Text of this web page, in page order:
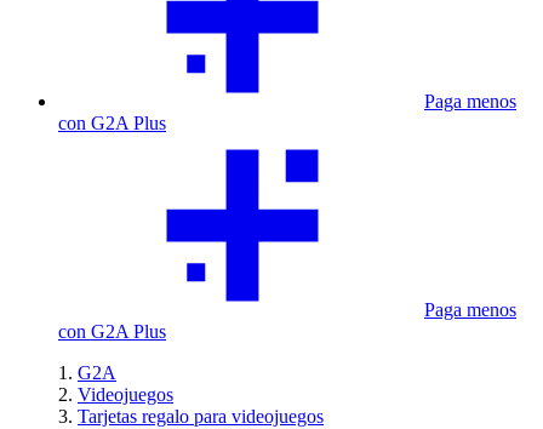
Paga menos
con G2A Plus
Paga menos
con G2A Plus
G2A
Videojuegos
Tarjetas regalo para videojuegos